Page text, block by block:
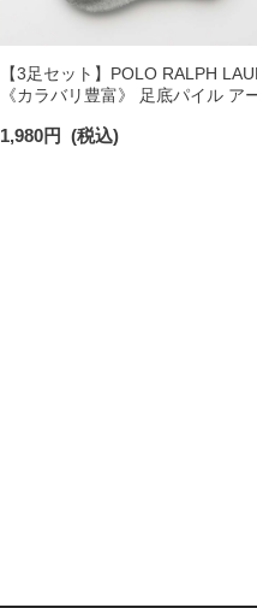
【3足セット】POLO RALPH
《カラバリ豊富》 足底パイル ア
クス レディース 93246604
1,980円 (税込)